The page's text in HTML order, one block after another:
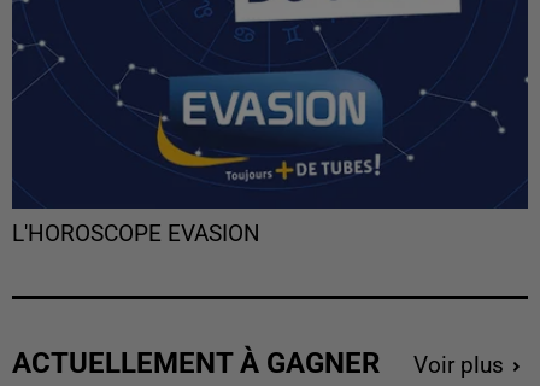
L'HOROSCOPE EVASION
ACTUELLEMENT À GAGNER Voir plus